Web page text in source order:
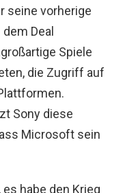
seine vorherige
Deal
Spiele
die Zugriff auf
Sony diese
Microsoft sein
habe den Krieg